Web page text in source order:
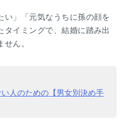
い」「元気なうちに孫の顔を
タイミングで、結婚に踏み出
ん。
人のための【男女別決め手